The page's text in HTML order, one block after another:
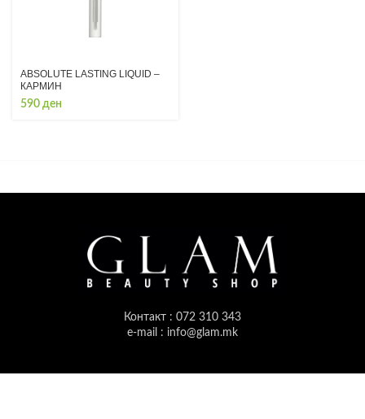
ABSOLUTE LASTING LIQUID –
КАРМИН
590 ден
Контакт : 072 310 343
e-mail : info@glam.mk